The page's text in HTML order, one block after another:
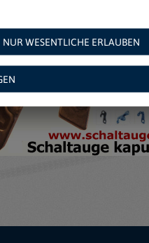
NUR WESENTLICHE ERLAUBEN